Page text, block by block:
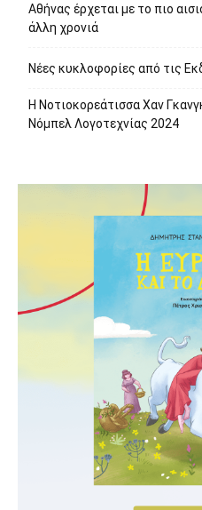
Αθήνας έρχεται με το πιο
άλλη χρονιά
Νέες κυκλοφορίες από τις
Η Νοτιοκορεάτισσα Χαν
Νόμπελ Λογοτεχνίας 2024